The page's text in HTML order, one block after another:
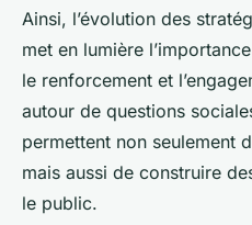
Ainsi, l’évolution des
met en lumière
le renforcement et
autour de questions
permettent non seulement
mais aussi de construire
le public.